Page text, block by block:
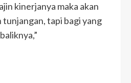
kinerjanya maka akan
tapi bagi yang